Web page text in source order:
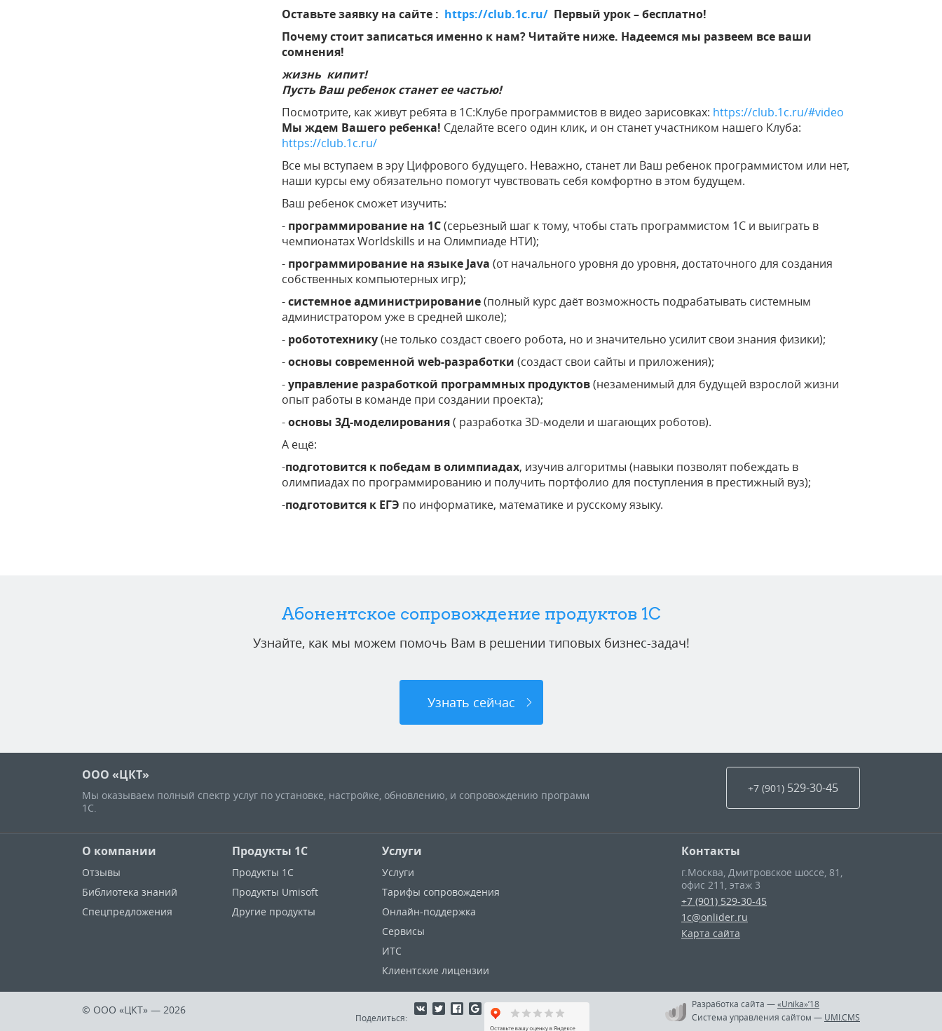
Оставьте заявку на сайте : https://club.1c.ru/ Первый урок – бесплатно!
Почему стоит записаться именно к нам? Читайте ниже. Надеемся мы развеем все ваши
сомнения!
жизнь кипит!
Пусть Ваш ребенок станет ее частью!
Посмотрите, как живут ребята в 1С:Клубе программистов в видео зарисовках: https://club.1c.ru/#video
Мы ждем Вашего ребенка! Сделайте всего один клик, и он станет участником нашего Клуба:
https://club.1c.ru/
Все мы вступаем в эру Цифрового будущего. Неважно, станет ли Ваш ребенок программистом или нет,
наши курсы ему обязательно помогут чувствовать себя комфортно в этом будущем.
Ваш ребенок сможет изучить:
- программирование на 1С(серьезный шаг к тому, чтобы стать программистом 1С и выиграть в
чемпионатах Worldskills и на Олимпиаде НТИ);
- программирование на языке Java (от начального уровня до уровня, достаточного для создания
собственных компьютерных игр);
-системное администрирование(полный курс даёт возможность подрабатывать системным
администратором уже в средней школе);
- робототехнику(не только создаст своего робота, но и значительно усилит свои знания физики);
-основы современной web-разработки (создаст свои сайты и приложения);
-управление разработкой программных продуктов(незаменимый для будущей взрослой жизни
опыт работы в команде при создании проекта);
-основы 3Д-моделирования( разработка 3D-модели и шагающих роботов).
А ещё:
-подготовится к победам в олимпиадах, изучив алгоритмы (навыки позволят побеждать в
олимпиадах по программированию и получить портфолио для поступления в престижный вуз);
-подготовится к ЕГЭ по информатике, математике и русскому языку.
Абонентское сопровождение продуктов 1C
Узнайте, как мы можем помочь Вам в решении типовых бизнес-задач!
Узнать сейчас
ООО «ЦКТ»
Мы оказываем полный спектр услуг по установке, настройке, обновлению, и сопровождению программ
1С.
+7 (901) 529-30-45
О компании
Отзывы
Библиотека знаний
Спецпредложения
Продукты 1С
Продукты 1С
Продукты Umisoft
Другие продукты
Услуги
Услуги
Тарифы сопровождения
Онлайн-поддержка
Сервисы
ИТС
Клиентские лицензии
Контакты
г.Москва Дмитровское шоссе, 81,
офис 211, этаж 3
+7 (901) 529-30-45
1c@onlider.ru
Карта сайта
© ООО «ЦКТ» — 2026
Поделиться:
Разработка сайта —«Unika»’18
Система управления сайтом — UMI.CMS